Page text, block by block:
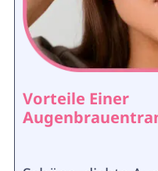
Vorteile Einer